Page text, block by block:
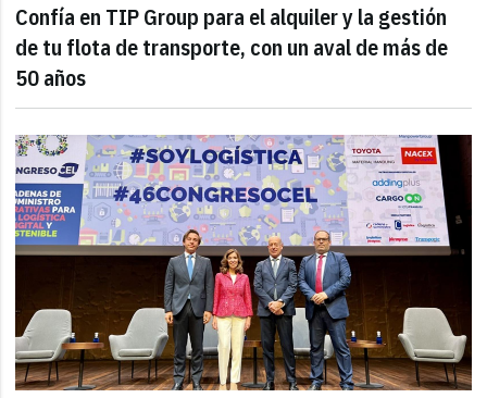
Confía en TIP Group para el alquiler y la gestión
de tu flota de transporte, con un aval de más de
50 años